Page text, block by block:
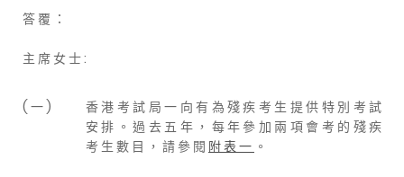
答 覆 ：
主 席 女 士 :
( 一 )
香 港 考 試 局 一 向 有 為 殘 疾 考 生 提 供 特 別 考 試
安 排 。 過 去 五 年 ， 每 年 參 加 兩 項 會 考 的 殘 疾
考 生 數 目 ， 請 參 閱 附 表 一 。